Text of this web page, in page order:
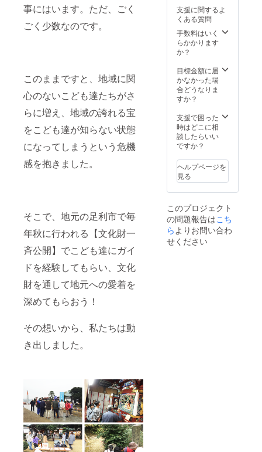
事にはいます。ただ、ごく
ごく少数なのです。
このままですと、地域に関
心のないこども達たちがさ
らに増え、地域の誇れる宝
をこども達が知らない状態
になってしまうという危機
感を抱きました。
そこで、地元の足利市で毎
年秋に行われる【文化財一
斉公開】でこども達にガイ
ドを経験してもらい、文化
財を通して地元への愛着を
深めてもらおう！
その想いから、私たちは動
き出しました。
ジャン
パーへ
のお名
前・社
名の表
支援に関するよ
くある質問
手数料はいく
らかかります
か？
目標金額に届
かなかった場
合どうなりま
すか？
支援で困った
時はどこに相
談したらいい
ですか？
ヘルプページを
見る
このプロジェクト
の問題報告はこち
らよりお問い合わ
せください